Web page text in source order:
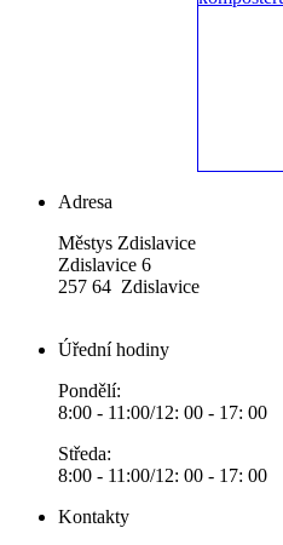
Adresa
Městys Zdislavice
Zdislavice 6
257 64 Zdislavice
Úřední hodiny
Pondělí:
8:00 - 11:00/12: 00 - 17: 00
Středa:
8:00 - 11:00/12: 00 - 17: 00
Kontakty